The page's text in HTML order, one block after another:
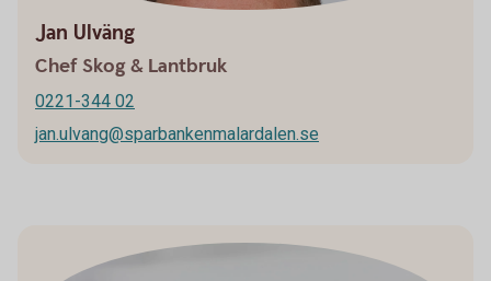
Jan Ulväng
Chef Skog & Lantbruk
0221-344 02
jan.ulvang@sparbankenmalardalen.se